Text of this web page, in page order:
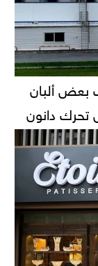
بعض ألبان
تحرك دانون